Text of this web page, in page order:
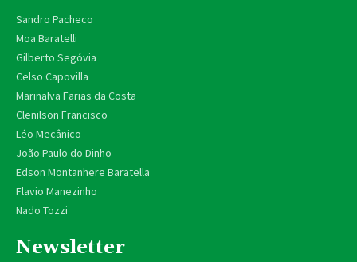
Sandro Pacheco
Moa Baratelli
Gilberto Segóvia
Celso Capovilla
Marinalva Farias da Costa
Clenilson Francisco
Léo Mecânico
João Paulo do Dinho
Edson Montanhere Baratella
Flavio Manezinho
Nado Tozzi
Newsletter